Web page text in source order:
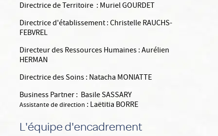
Directrice de Territoire : Muriel GOURDET
Directrice d'établissement :Christelle RAUCHS-
FEBVREL
Directeur des Ressources Humaines :Aurélien
HERMAN
Directrice des Soins : Natacha MONIATTE
Business Partner : Basile SASSARY
Assistante de direction : Laëtitia BORRE
L'équipe d'encadrement